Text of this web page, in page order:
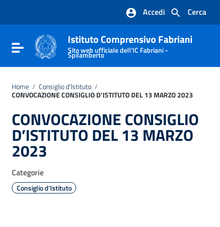
Vai al footer
Cerca
Accedi
Attiva / disattiva la navigazione
Istituto Comprensivo Fabriani
Sito web ufficiale dell'IC Fabriani -
Spilamberto
Home / Consiglio d'Istituto /
CONVOCAZIONE CONSIGLIO D’ISTITUTO DEL 13 MARZO 2023
CONVOCAZIONE CONSIGLIO
D’ISTITUTO DEL 13 MARZO
2023
Categorie
Consiglio d'Istituto